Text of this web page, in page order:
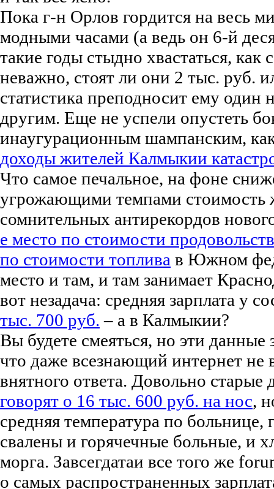
Пока г-н Орлов гордится на весь
модными часами (а ведь он 6-й
такие годы стыдно хвастаться,
неважно, стоят ли они 2 тыс. руб.
статистика преподносит ему один
другим. Еще не успели опустеть
инаугурационным шампанским,
доходы жителей Калмыкии
Что самое печальное, на фоне
угрожающими темпами стоимость
сомнительных антирекордов
е место по стоимости
по стоимости топлива в Южном
место и там, и там занимает
вот незадача: средняя зарплата у
тыс. 700 руб. – а в Калмыкии?
Вы будете смеяться, но эти данные
что даже всезнающий интернет не
внятного ответа. Довольно старые
говорят о 16 тыс. 600 руб. на нос,
средняя температура по больнице,
свалены и горячечные больные, и
морга. Завсегдатаи все того же
о самых распространенных